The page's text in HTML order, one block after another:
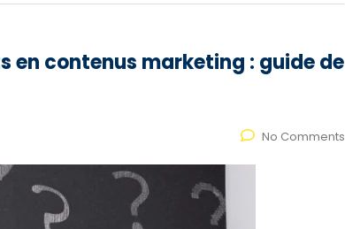
en contenus marketing : guide de
No Comments